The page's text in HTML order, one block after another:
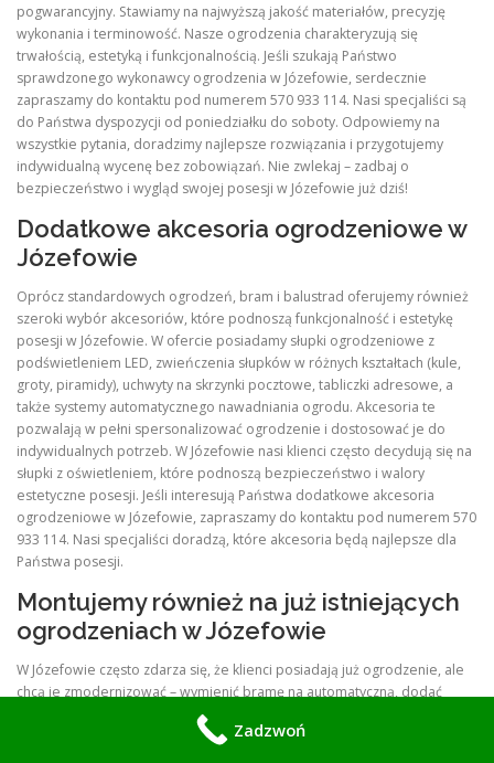
pogwarancyjny. Stawiamy na najwyższą jakość materiałów, precyzję
wykonania i terminowość. Nasze ogrodzenia charakteryzują się
trwałością, estetyką i funkcjonalnością. Jeśli szukają Państwo
sprawdzonego wykonawcy ogrodzenia w Józefowie, serdecznie
zapraszamy do kontaktu pod numerem 570 933 114. Nasi specjaliści są
do Państwa dyspozycji od poniedziałku do soboty. Odpowiemy na
wszystkie pytania, doradzimy najlepsze rozwiązania i przygotujemy
indywidualną wycenę bez zobowiązań. Nie zwlekaj – zadbaj o
bezpieczeństwo i wygląd swojej posesji w Józefowie już dziś!
Dodatkowe akcesoria ogrodzeniowe w
Józefowie
Oprócz standardowych ogrodzeń, bram i balustrad oferujemy również
szeroki wybór akcesoriów, które podnoszą funkcjonalność i estetykę
posesji w Józefowie. W ofercie posiadamy słupki ogrodzeniowe z
podświetleniem LED, zwieńczenia słupków w różnych kształtach (kule,
groty, piramidy), uchwyty na skrzynki pocztowe, tabliczki adresowe, a
także systemy automatycznego nawadniania ogrodu. Akcesoria te
pozwalają w pełni spersonalizować ogrodzenie i dostosować je do
indywidualnych potrzeb. W Józefowie nasi klienci często decydują się na
słupki z oświetleniem, które podnoszą bezpieczeństwo i walory
estetyczne posesji. Jeśli interesują Państwa dodatkowe akcesoria
ogrodzeniowe w Józefowie, zapraszamy do kontaktu pod numerem 570
933 114. Nasi specjaliści doradzą, które akcesoria będą najlepsze dla
Państwa posesji.
Montujemy również na już istniejących
ogrodzeniach w Józefowie
W Józefowie często zdarza się, że klienci posiadają już ogrodzenie, ale
chcą je zmodernizować – wymienić bramę na automatyczną, dodać
furtkę automatyczną, zamontować oświetlenie lub wideodomofon.
Oferujemy usługę modernizacji istniejących ogrodzeń w Józefowie bez
Zadzwoń